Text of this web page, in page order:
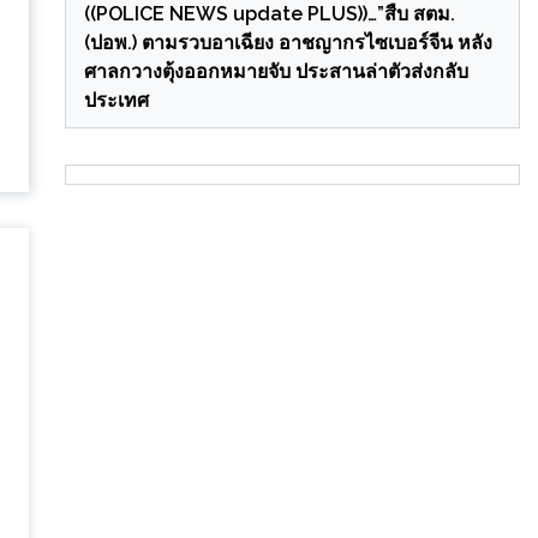
((POLICE NEWS update PLUS))…”สืบ สตม.
(ปอพ.) ตามรวบอาเฉียง อาชญากรไซเบอร์จีน หลัง
ศาลกวางตุ้งออกหมายจับ ประสานล่าตัวส่งกลับ
ประเทศ